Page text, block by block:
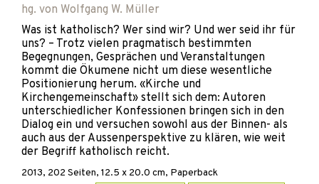
hg. von Wolfgang W. Müller
Was ist katholisch? Wer sind wir? Und wer seid ihr für
uns? – Trotz vielen pragmatisch bestimmten
Begegnungen, Gesprächen und Veranstaltungen
kommt die Ökumene nicht um diese wesentliche
Positionierung herum. «Kirche und
Kirchengemeinschaft» stellt sich dem: Autoren
unterschiedlicher Konfessionen bringen sich in den
Dialog ein und versuchen sowohl aus der Binnen- als
auch aus der Aussenperspektive zu klären, wie weit
der Begriff katholisch reicht.
2013, 202 Seiten, 12.5 x 20.0 cm, Paperback